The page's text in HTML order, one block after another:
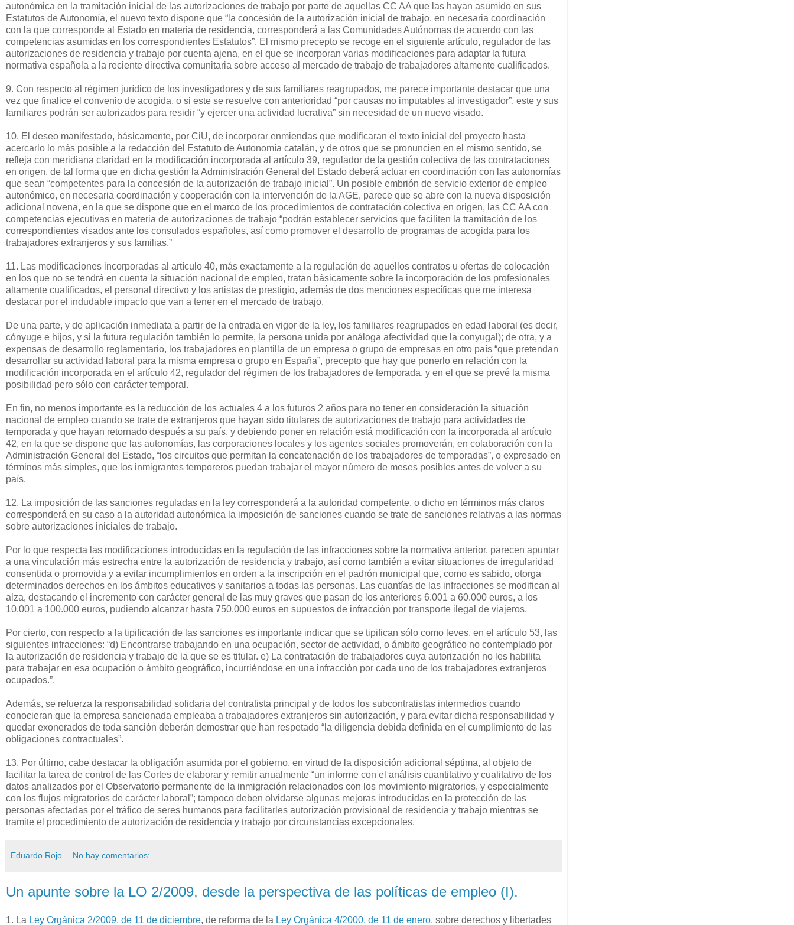
autonómica en la tramitación inicial de las autorizaciones de trabajo por parte de aquellas CC AA que las hayan asumido en sus
Estatutos de Autonomía, el nuevo texto dispone que “la concesión de la autorización inicial de trabajo, en necesaria coordinación
con la que corresponde al Estado en materia de residencia, corresponderá a las Comunidades Autónomas de acuerdo con las
competencias asumidas en los correspondientes Estatutos”. El mismo precepto se recoge en el siguiente artículo, regulador de las
autorizaciones de residencia y trabajo por cuenta ajena, en el que se incorporan varias modificaciones para adaptar la futura
normativa española a la reciente directiva comunitaria sobre acceso al mercado de trabajo de trabajadores altamente cualificados.
9. Con respecto al régimen jurídico de los investigadores y de sus familiares reagrupados, me parece importante destacar que una
vez que finalice el convenio de acogida, o si este se resuelve con anterioridad “por causas no imputables al investigador”, este y sus
familiares podrán ser autorizados para residir “y ejercer una actividad lucrativa” sin necesidad de un nuevo visado.
10. El deseo manifestado, básicamente, por CiU, de incorporar enmiendas que modificaran el texto inicial del proyecto hasta
acercarlo lo más posible a la redacción del Estatuto de Autonomía catalán, y de otros que se pronuncien en el mismo sentido, se
refleja con meridiana claridad en la modificación incorporada al artículo 39, regulador de la gestión colectiva de las contrataciones
en origen, de tal forma que en dicha gestión la Administración General del Estado deberá actuar en coordinación con las autonomías
que sean “competentes para la concesión de la autorización de trabajo inicial”. Un posible embrión de servicio exterior de empleo
autonómico, en necesaria coordinación y cooperación con la intervención de la AGE, parece que se abre con la nueva disposición
adicional novena, en la que se dispone que en el marco de los procedimientos de contratación colectiva en origen, las CC AA con
competencias ejecutivas en materia de autorizaciones de trabajo “podrán establecer servicios que faciliten la tramitación de los
correspondientes visados ante los consulados españoles, así como promover el desarrollo de programas de acogida para los
trabajadores extranjeros y sus familias.”
11. Las modificaciones incorporadas al artículo 40, más exactamente a la regulación de aquellos contratos u ofertas de colocación
en los que no se tendrá en cuenta la situación nacional de empleo, tratan básicamente sobre la incorporación de los profesionales
altamente cualificados, el personal directivo y los artistas de prestigio, además de dos menciones específicas que me interesa
destacar por el indudable impacto que van a tener en el mercado de trabajo.
De una parte, y de aplicación inmediata a partir de la entrada en vigor de la ley, los familiares reagrupados en edad laboral (es decir,
cónyuge e hijos, y si la futura regulación también lo permite, la persona unida por análoga afectividad que la conyugal); de otra, y a
expensas de desarrollo reglamentario, los trabajadores en plantilla de un empresa o grupo de empresas en otro país “que pretendan
desarrollar su actividad laboral para la misma empresa o grupo en España”, precepto que hay que ponerlo en relación con la
modificación incorporada en el artículo 42, regulador del régimen de los trabajadores de temporada, y en el que se prevé la misma
posibilidad pero sólo con carácter temporal.
En fin, no menos importante es la reducción de los actuales 4 a los futuros 2 años para no tener en consideración la situación
nacional de empleo cuando se trate de extranjeros que hayan sido titulares de autorizaciones de trabajo para actividades de
temporada y que hayan retornado después a su país, y debiendo poner en relación está modificación con la incorporada al artículo
42, en la que se dispone que las autonomías, las corporaciones locales y los agentes sociales promoverán, en colaboración con la
Administración General del Estado, “los circuitos que permitan la concatenación de los trabajadores de temporadas”, o expresado en
términos más simples, que los inmigrantes temporeros puedan trabajar el mayor número de meses posibles antes de volver a su
país.
12. La imposición de las sanciones reguladas en la ley corresponderá a la autoridad competente, o dicho en términos más claros
corresponderá en su caso a la autoridad autonómica la imposición de sanciones cuando se trate de sanciones relativas a las normas
sobre autorizaciones iniciales de trabajo.
Por lo que respecta las modificaciones introducidas en la regulación de las infracciones sobre la normativa anterior, parecen apuntar
a una vinculación más estrecha entre la autorización de residencia y trabajo, así como también a evitar situaciones de irregularidad
consentida o promovida y a evitar incumplimientos en orden a la inscripción en el padrón municipal que, como es sabido, otorga
determinados derechos en los ámbitos educativos y sanitarios a todas las personas. Las cuantías de las infracciones se modifican al
alza, destacando el incremento con carácter general de las muy graves que pasan de los anteriores 6.001 a 60.000 euros, a los
10.001 a 100.000 euros, pudiendo alcanzar hasta 750.000 euros en supuestos de infracción por transporte ilegal de viajeros.
Por cierto, con respecto a la tipificación de las sanciones es importante indicar que se tipifican sólo como leves, en el artículo 53, las
siguientes infracciones: “d) Encontrarse trabajando en una ocupación, sector de actividad, o ámbito geográfico no contemplado por
la autorización de residencia y trabajo de la que se es titular. e) La contratación de trabajadores cuya autorización no les habilita
para trabajar en esa ocupación o ámbito geográfico, incurriéndose en una infracción por cada uno de los trabajadores extranjeros
ocupados.”.
Además, se refuerza la responsabilidad solidaria del contratista principal y de todos los subcontratistas intermedios cuando
conocieran que la empresa sancionada empleaba a trabajadores extranjeros sin autorización, y para evitar dicha responsabilidad y
quedar exonerados de toda sanción deberán demostrar que han respetado “la diligencia debida definida en el cumplimiento de las
obligaciones contractuales”.
13. Por último, cabe destacar la obligación asumida por el gobierno, en virtud de la disposición adicional séptima, al objeto de
facilitar la tarea de control de las Cortes de elaborar y remitir anualmente “un informe con el análisis cuantitativo y cualitativo de los
datos analizados por el Observatorio permanente de la inmigración relacionados con los movimiento migratorios, y especialmente
con los flujos migratorios de carácter laboral”; tampoco deben olvidarse algunas mejoras introducidas en la protección de las
personas afectadas por el tráfico de seres humanos para facilitarles autorización provisional de residencia y trabajo mientras se
tramite el procedimiento de autorización de residencia y trabajo por circunstancias excepcionales.
Eduardo Rojo No hay comentarios:
Un apunte sobre la LO 2/2009, desde la perspectiva de las políticas de empleo (I).
1. La Ley Orgánica 2/2009, de 11 de diciembre, de reforma de la Ley Orgánica 4/2000, de 11 de enero, sobre derechos y libertades